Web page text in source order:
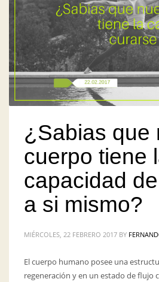
¿Sabias que
cuerpo tiene
capacidad
a si mismo?
MIÉRCOLES, 22 FEBRERO 2017 BY
El cuerpo humano posee una
regeneración y en un estado de flujo